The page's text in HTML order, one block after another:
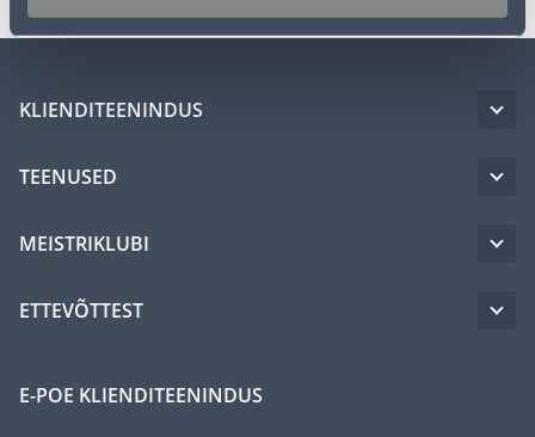
KLIENDITEENINDUS
TEENUSED
MEISTRIKLUBI
ETTEVÕTTEST
E-POE KLIENDITEENINDUS